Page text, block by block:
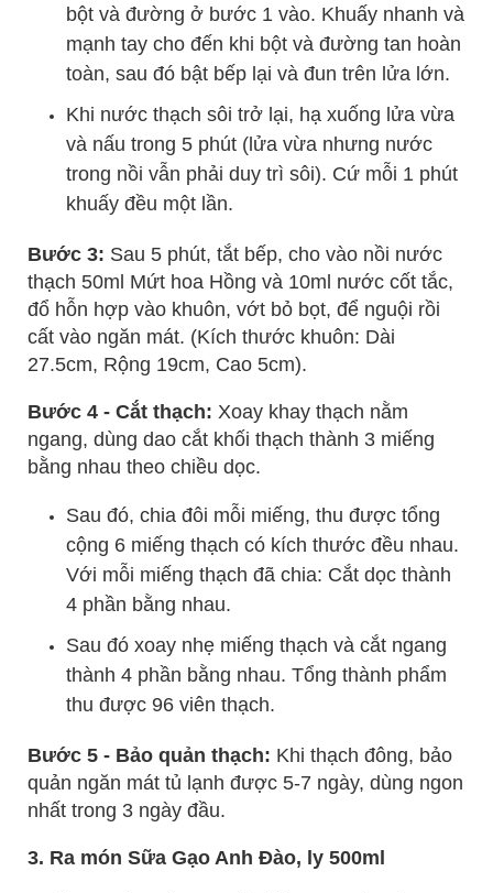
bột và đường ở bước 1 vào. Khuấy nhanh và
mạnh tay cho đến khi bột và đường tan hoàn
toàn, sau đó bật bếp lại và đun trên lửa lớn.
Khi nước thạch sôi trở lại, hạ xuống lửa vừa
và nấu trong 5 phút (lửa vừa nhưng nước
trong nồi vẫn phải duy trì sôi). Cứ mỗi 1 phút
khuấy đều một lần.
Bước 3: Sau 5 phút, tắt bếp, cho vào nồi nước
thạch 50ml Mứt hoa Hồng và 10ml nước cốt tắc,
đổ hỗn hợp vào khuôn, vớt bỏ bọt, để nguội rồi
cất vào ngăn mát. (Kích thước khuôn: Dài
27.5cm, Rộng 19cm, Cao 5cm).
Bước 4 - Cắt thạch: Xoay khay thạch nằm
ngang, dùng dao cắt khối thạch thành 3 miếng
bằng nhau theo chiều dọc.
Sau đó, chia đôi mỗi miếng, thu được tổng
cộng 6 miếng thạch có kích thước đều nhau.
Với mỗi miếng thạch đã chia: Cắt dọc thành
4 phần bằng nhau.
Sau đó xoay nhẹ miếng thạch và cắt ngang
thành 4 phần bằng nhau. Tổng thành phẩm
thu được 96 viên thạch.
Bước 5 - Bảo quản thạch: Khi thạch đông, bảo
quản ngăn mát tủ lạnh được 5-7 ngày, dùng ngon
nhất trong 3 ngày đầu.
3. Ra món Sữa Gạo Anh Đào, ly 500ml